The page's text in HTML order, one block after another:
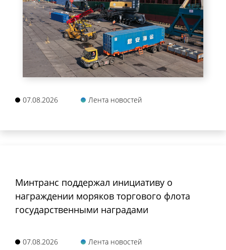
07.08.2026 Лента новостей
Минтранс поддержал инициативу о
награждении моряков торгового флота
государственными наградами
07.08.2026 Лента новостей